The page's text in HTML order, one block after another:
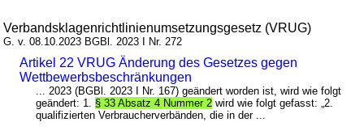
Verbandsklagenrichtlinienumsetzungsgesetz (VRUG)
G. v. 08.10.2023 BGBl. 2023 I Nr. 272
Artikel 22 VRUG Änderung des Gesetzes gegen
Wettbewerbsbeschränkungen
... 2023 (BGBl. 2023 I Nr. 167) geändert worden ist, wird wie folgt
geändert: 1. § 33 Absatz 4 Nummer 2 wird wie folgt gefasst: „2.
qualifizierten Verbraucherverbänden, die in der ...